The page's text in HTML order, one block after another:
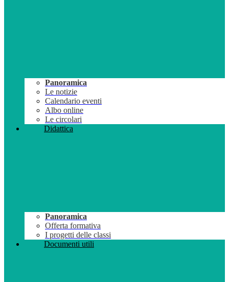
Panoramica
Le notizie
Calendario eventi
Albo online
Le circolari
Didattica
Panoramica
Offerta formativa
I progetti delle classi
Documenti utili